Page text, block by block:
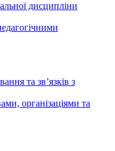
дисципліни
та зв’язків з
організаціями та